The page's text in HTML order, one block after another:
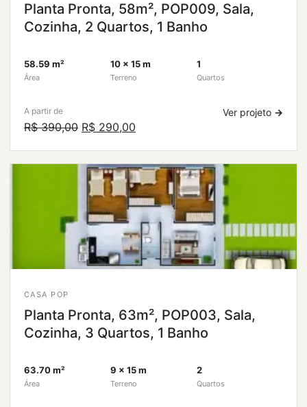
Planta Pronta, 58m², POP009, Sala,
Cozinha, 2 Quartos, 1 Banho
58.59 m²
Área
10 × 15 m
Terreno
1
Quartos
A partir de
R$390,00 O
original
era:
R$ 390,00.
R$ 290,00
atual
é:
R$ 290,00.
Ver projeto →
CASA POP
Planta Pronta, 63m², POP003, Sala,
Cozinha, 3 Quartos, 1 Banho
63.70 m²
Área
9 × 15 m
Terreno
2
Quartos